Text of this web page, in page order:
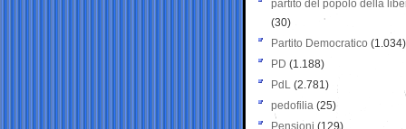
partito del popolo della
(30)
Partito Democratico (1.034)
PD (1.188)
PdL (2.781)
pedofilia (25)
Pensioni (129)